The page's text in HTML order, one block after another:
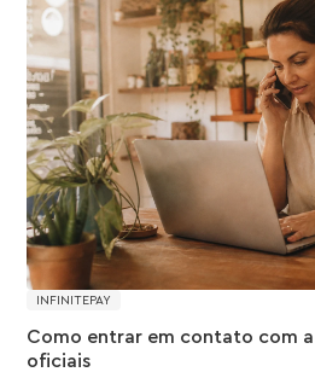
INFINITEPAY
Como entrar em contato com a
oficiais